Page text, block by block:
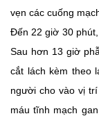
vẹn các cuống
Đến 22 giờ 30
Sau hơn 13 giờ
cắt lách kèm theo
người cho vào vị
máu tĩnh mạch